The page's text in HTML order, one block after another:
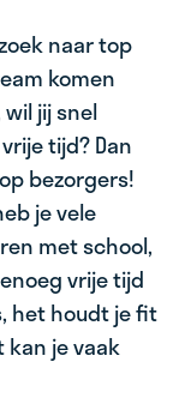
naar top
komen
jij snel
tijd? Dan
bezorgers!
je vele
met school,
vrije tijd
het houdt je fit
kan je vaak